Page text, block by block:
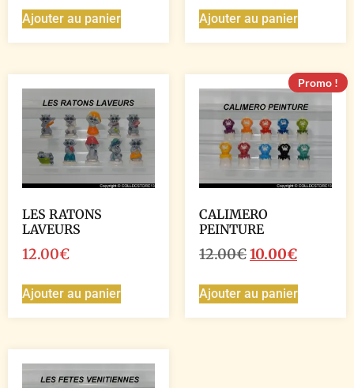
Ajouter au panier Ajouter au panier
LES RATONS
LAVEURS
12.00€
Ajouter au panier
Promo !
CALIMERO
PEINTURE
12.00€10.00€
Ajouter au panier